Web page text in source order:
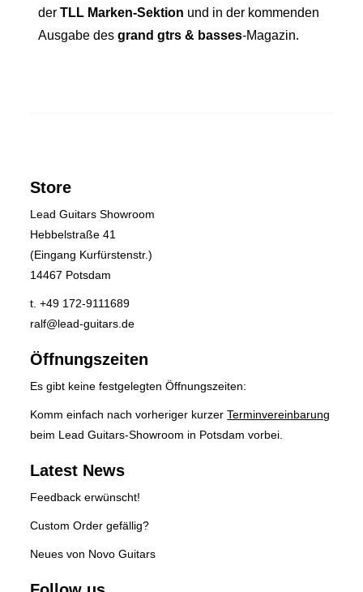
derTLL Marken-Sektion und in der kommenden
Ausgabe desgrand gtrs & basses-Magazin.
Store
Lead Guitars Showroom
Hebbelstraße 41
(Eingang Kurfürstenstr.)
14467 Potsdam
t. +49 172-9111689
ralf@lead-guitars.de
Öffnungszeiten
Es gibt keine festgelegten Öffnungszeiten:
Komm einfach nach vorheriger kurzerTerminvereinbarung
beim Lead Guitars-Showroom in Potsdam vorbei.
Latest News
Feedback erwünscht!
Custom Order gefällig?
Neues von Novo Guitars